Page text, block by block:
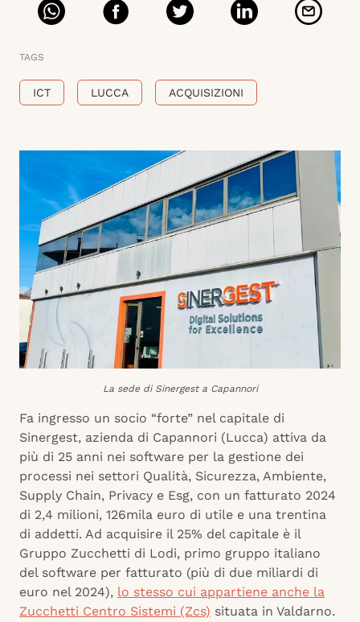
TAGS
ICT LUCCA ACQUISIZIONI
La sede di Sinergest a Capannori
Fa ingresso un socio “forte” nel capitale di
Sinergest, azienda di Capannori (Lucca) attiva da
più di 25 anni nei software per la gestione dei
processi nei settori Qualità, Sicurezza, Ambiente,
Supply Chain, Privacy e Esg, con un fatturato 2024
di 2,4 milioni, 126mila euro di utile e una trentina
di addetti. Ad acquisire il 25% del capitale è il
Gruppo Zucchetti di Lodi, primo gruppo italiano
del software per fatturato (più di due miliardi di
euro nel 2024), lo stesso cui appartiene anche la
Zucchetti Centro Sistemi (Zcs) situata in Valdarno.